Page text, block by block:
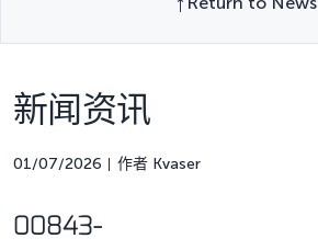
新闻资讯
01/07/2026 作者 Kvaser
00843-